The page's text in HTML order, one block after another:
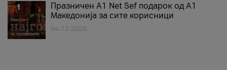
Празничен A1 Net Sеf подарок од А1
Македонија за сите корисници
04.12.2025